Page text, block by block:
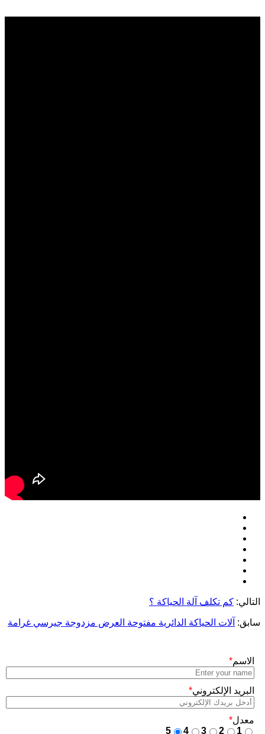
التالي: كم تكلف آلة الحياكة ؟
سابق: آلات الحياكة الدائرية مفتوحة العرض مزدوجة جيرسي غرامة
الاسم*
البريد الإلكتروني*
معدل*
1
2
3
4
5